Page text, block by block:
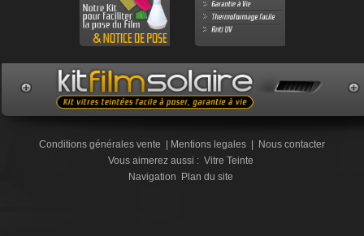
Conditions générales vente | Mentions legales | Nous contacter
Vous aimerez aussi : Vitre Teinte
Navigation Plan du site